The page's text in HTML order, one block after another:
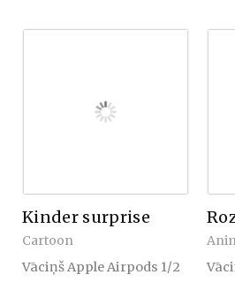
Kinder surprise
Cartoon
Vāciņš Apple Airpods 1/2